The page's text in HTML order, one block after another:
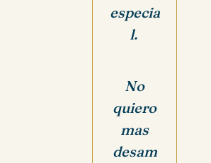
especia
l.
No
quiero
mas
desam